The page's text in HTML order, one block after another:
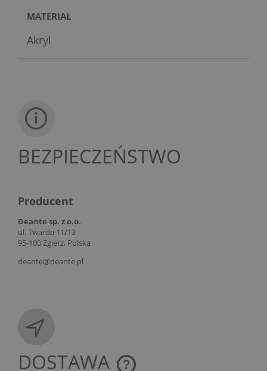
MATERIAŁ
Akryl
BEZPIECZEŃSTWO
Producent
Deante sp. z o.o.
ul. Twarda 11/13
95-100 Zgierz, Polska
deante@deante.pl
DOSTAWA
CENA NIE ZAWIERA EWENTUALNYCH KOSZTÓW